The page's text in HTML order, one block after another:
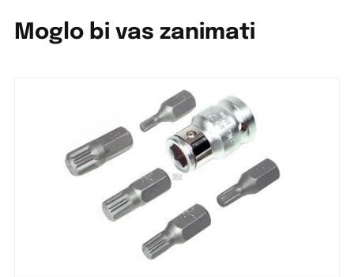
Moglo bi vas zanimati